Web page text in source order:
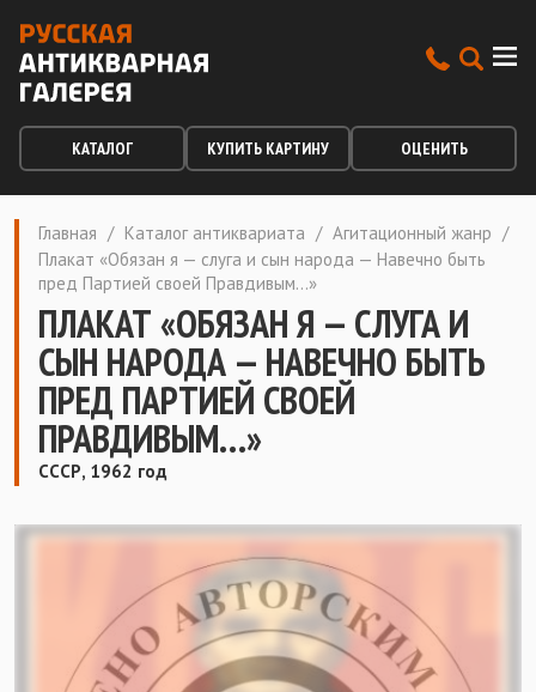
КАТАЛОГ КУПИТЬ КАРТИНУ ОЦЕНИТЬ
Главная / Каталог антиквариата / Агитационный жанр /
Плакат «Обязан я — слуга и сын народа — Навечно быть
пред Партией своей Правдивым…»
ПЛАКАТ «ОБЯЗАН Я — СЛУГА И
СЫН НАРОДА — НАВЕЧНО БЫТЬ
ПРЕД ПАРТИЕЙ СВОЕЙ
ПРАВДИВЫМ…»
СССР, 1962 год